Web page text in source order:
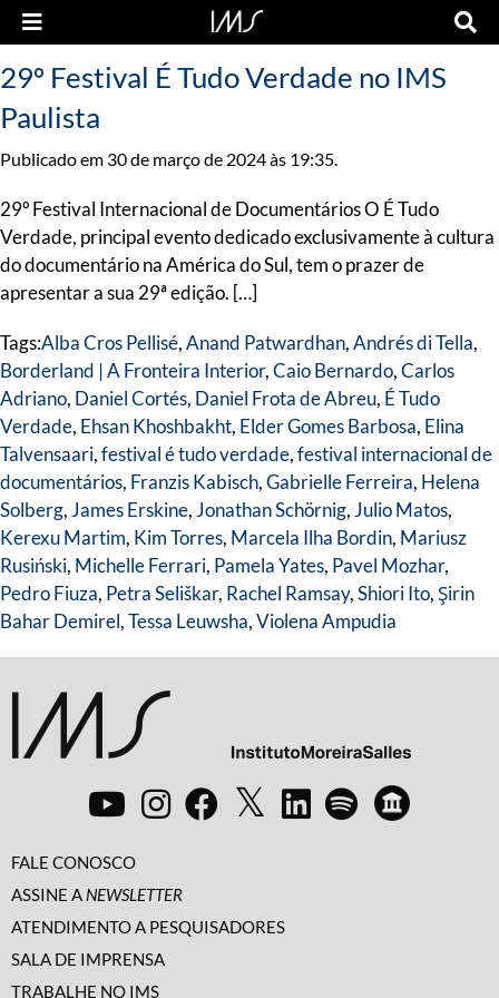
29º Festival É Tudo Verdade no IMS
Paulista
Publicado em 30 de março de 2024 às 19:35.
29º Festival Internacional de Documentários O É Tudo
Verdade, principal evento dedicado exclusivamente à cultura
do documentário na América do Sul, tem o prazer de
apresentar a sua 29ª edição. […]
Tags:Alba Cros Pellisé,Anand Patwardhan,Andrés di Tella,
Borderland | A Fronteira Interior,Caio Bernardo,Carlos
Adriano, Daniel Cortés, Daniel Frota de Abreu, É Tudo
Verdade, Ehsan Khoshbakht, Elder Gomes Barbosa, Elina
Talvensaari,festival é tudo verdade,festival internacional de
documentários, Franzis Kabisch,Gabrielle Ferreira, Helena
Solberg, James Erskine, Jonathan Schörnig, Julio Matos,
Kerexu Martim, Kim Torres, Marcela Ilha Bordin, Mariusz
Rusiński, Michelle Ferrari, Pamela Yates, Pavel Mozhar,
Pedro Fiuza, Petra Seliškar, Rachel Ramsay,Shiori Ito,Şirin
Bahar Demirel,Tessa Leuwsha,Violena Ampudia
FALE CONOSCO
ASSINE A NEWSLETTER
ATENDIMENTO A PESQUISADORES
SALA DE IMPRENSA
TRABALHE NO IMS